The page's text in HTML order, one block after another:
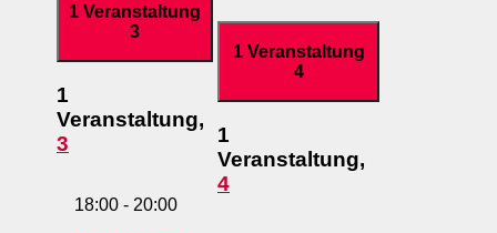
1 Veranstaltung
3
1
Veranstaltung,
3
18:00 - 20:00
1 Veranstaltung
4
1
Veranstaltung,
4